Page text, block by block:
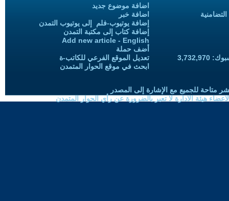
اضافة موضوع جديد
اضافة خبر
إضافة يوتيوب-فلم إلى يوتيوب التمدن
إضافة كتاب إلى مكتبة التمدن
Add new article - English
أضف حملة
تعديل الموقع الفرعي للكاتب-ة
ابحث في موقع الحوار المتمدن
متاحة للجميع مع الإشارة إلى المصدر
هيئة الادارة لا تعبر بالضرورة عن رأي الحوار المتمدن